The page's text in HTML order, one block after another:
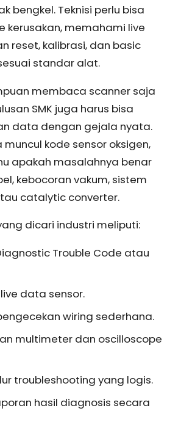
bengkel. Teknisi perlu bisa
kerusakan, memahami live
reset, kalibrasi, dan basic
standar alat.
membaca scanner saja
SMK juga harus bisa
data dengan gejala nyata.
muncul kode sensor oksigen,
apakah masalahnya benar
kebocoran vakum, sistem
catalytic converter.
dicari industri meliputi:
Trouble Code atau
data sensor.
wiring sederhana.
multimeter dan oscilloscope
troubleshooting yang logis.
hasil diagnosis secara